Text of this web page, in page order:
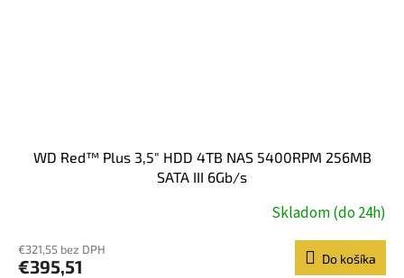
WD Red™ Plus 3,5" HDD 4TB NAS 5400RPM 256MB
SATA III 6Gb/s
Skladom (do 24h)
€321,55 bez DPH
€395,51 Do košíka